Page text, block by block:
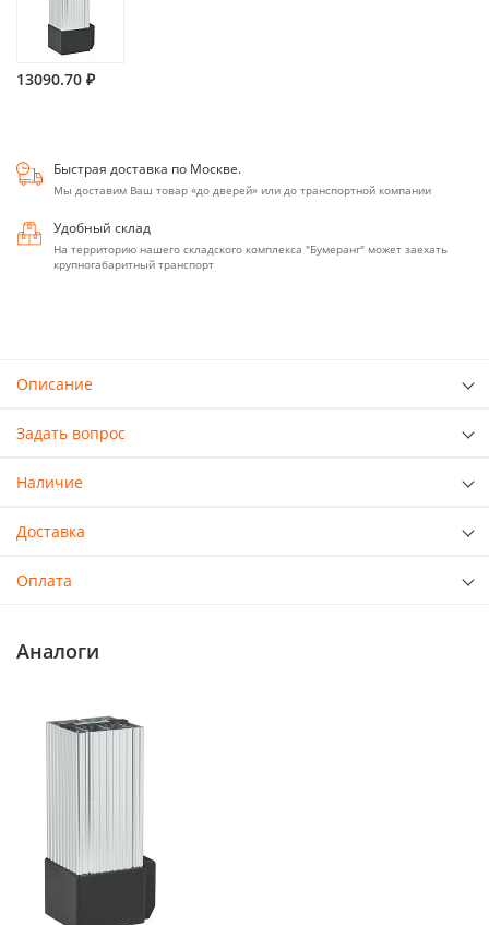
13090.70 ₽
Быстрая доставка по Москве.
Мы доставим Ваш товар «до дверей» или до транспортной компании
Удобный склад
На территорию нашего складского комплекса "Бумеранг" может заехать
крупногабаритный транспорт
Описание
Задать вопрос
Наличие
Доставка
Оплата
Аналоги